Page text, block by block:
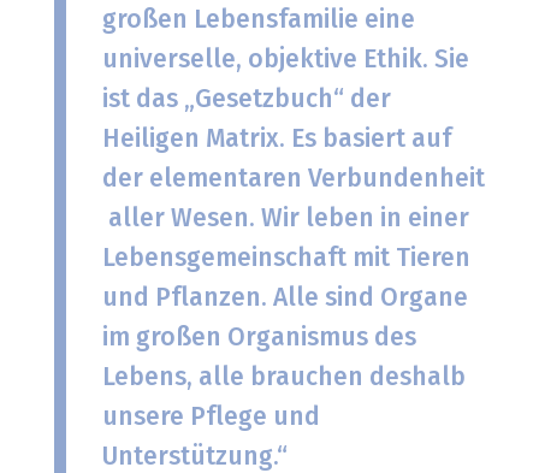
großen Lebensfamilie eine
universelle, objektive Ethik. Sie
ist das „Gesetzbuch“ der
Heiligen Matrix. Es basiert auf
der elementaren Verbundenheit
aller Wesen. Wir leben in einer
Lebensgemeinschaft mit Tieren
und Pflanzen. Alle sind Organe
im großen Organismus des
Lebens, alle brauchen deshalb
unsere Pflege und
Unterstützung.“